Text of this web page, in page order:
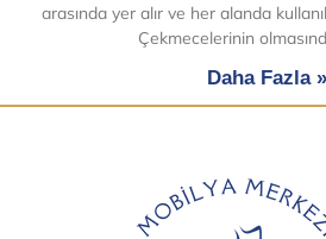
arasında yer alır ve her alanda
Çekmecelerinin
Daha Fazla »